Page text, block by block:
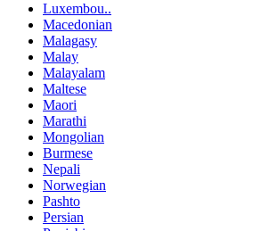
Luxembou..
Macedonian
Malagasy
Malay
Malayalam
Maltese
Maori
Marathi
Mongolian
Burmese
Nepali
Norwegian
Pashto
Persian